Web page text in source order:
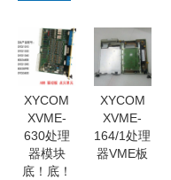
XYCOM
XVME-
630处理
器模块
底！底！
XYCOM
XVME-
164/1处理
器VME板